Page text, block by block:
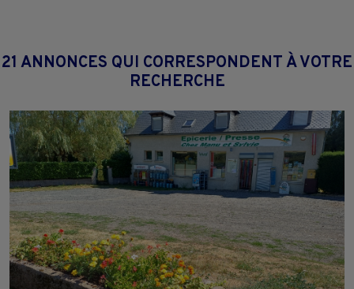
21 ANNONCES QUI CORRESPONDENT À VOTRE
RECHERCHE